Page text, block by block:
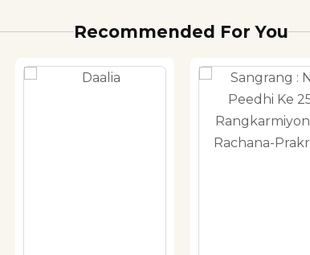
Recommended For You